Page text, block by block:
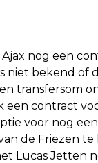
nog een
niet bekend of
transfersom
een contract
voor nog een
de Friezen te
Lucas Jetten